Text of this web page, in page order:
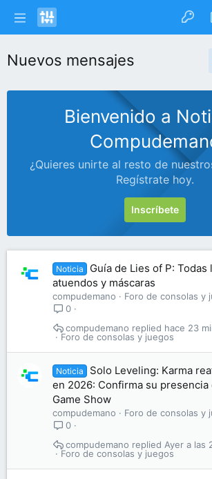
Nuevos mensajes
Bienvenido a
¿Quieres unirte al resto de
Regístrate hoy.
Inscríbete
Noticia
Guía de Lies of P: Todas
atuendos y máscaras
compudemano
Foro de consolas y
0
Foro de consolas y juegos
hace 23
compudemano
Noticia
Solo Leveling: Karma
en 2026: Confirma su presencia
Game Show
compudemano
Foro de consolas y
0
Foro de consolas y juegos
Ayer a las
compudemano